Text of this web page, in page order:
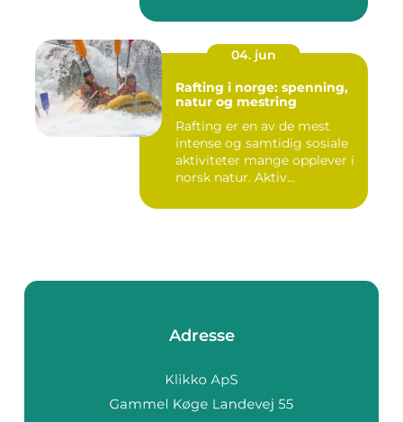
04. jun
Rafting i norge: spenning,
natur og mestring
Rafting er en av de mest
intense og samtidig sosiale
aktiviteter mange opplever i
norsk natur. Aktiv...
Adresse